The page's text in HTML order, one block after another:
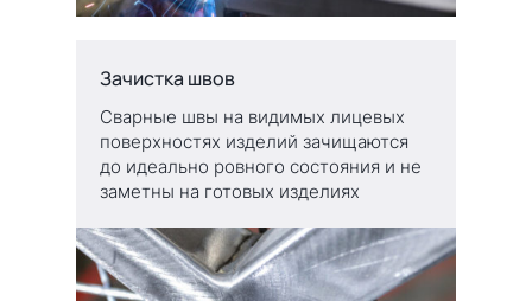
Зачистка швов
Сварные швы на видимых лицевых
поверхностях изделий зачищаются
до идеально ровного состояния и не
заметны на готовых изделиях